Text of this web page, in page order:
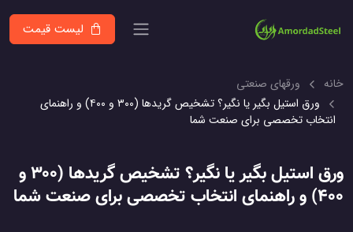
لیست قیمت
خانه
ورقهای صنعتی
ورق استیل بگیر یا نگیر؟ تشخیص گریدها (۳۰۰ و ۴۰۰) و راهنمای
انتخاب تخصصی برای صنعت شما
ورق استیل بگیر یا نگیر؟ تشخیص گریدها (۳۰۰ و
۴۰۰) و راهنمای انتخاب تخصصی برای صنعت شما